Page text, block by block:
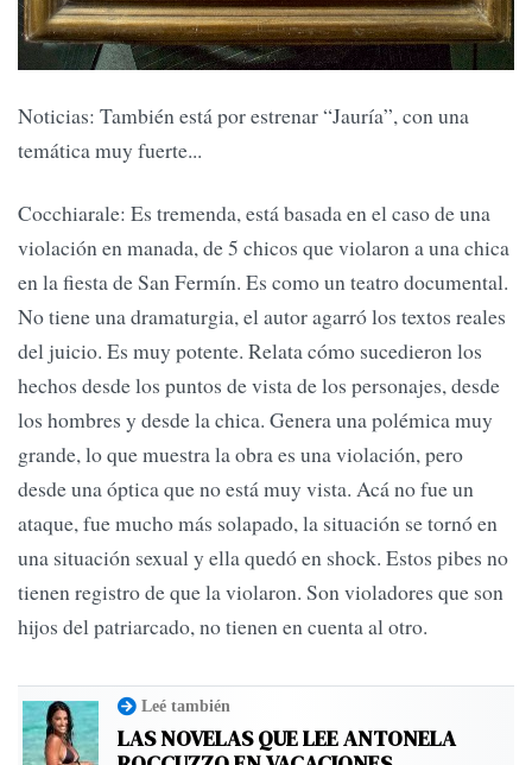
Noticias: También está por estrenar “Jauría”, con una
temática muy fuerte...
Cocchiarale: Es tremenda, está basada en el caso de una
violación en manada, de 5 chicos que violaron a una chica
en la fiesta de San Fermín. Es como un teatro documental.
No tiene una dramaturgia, el autor agarró los textos reales
del juicio. Es muy potente. Relata cómo sucedieron los
hechos desde los puntos de vista de los personajes, desde
los hombres y desde la chica. Genera una polémica muy
grande, lo que muestra la obra es una violación, pero
desde una óptica que no está muy vista. Acá no fue un
ataque, fue mucho más solapado, la situación se tornó en
una situación sexual y ella quedó en shock. Estos pibes no
tienen registro de que la violaron. Son violadores que son
hijos del patriarcado, no tienen en cuenta al otro.
Leé también
LAS NOVELAS QUE LEE ANTONELA